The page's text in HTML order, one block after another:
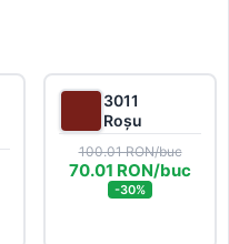
3011
Roșu
100.01 RON/buc
70.01 RON/buc
-30%